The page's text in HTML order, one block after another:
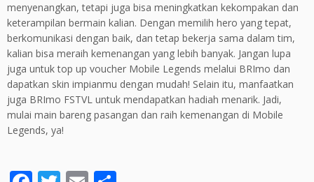
menyenangkan, tetapi juga bisa meningkatkan kekompakan dan
keterampilan bermain kalian. Dengan memilih hero yang tepat,
berkomunikasi dengan baik, dan tetap bekerja sama dalam tim,
kalian bisa meraih kemenangan yang lebih banyak. Jangan lupa
juga untuk top up voucher Mobile Legends melalui BRImo dan
dapatkan skin impianmu dengan mudah! Selain itu, manfaatkan
juga BRImo FSTVL untuk mendapatkan hadiah menarik. Jadi,
mulai main bareng pasangan dan raih kemenangan di Mobile
Legends, ya!